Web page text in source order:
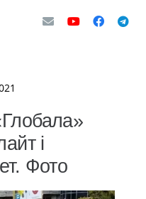
і
Фото